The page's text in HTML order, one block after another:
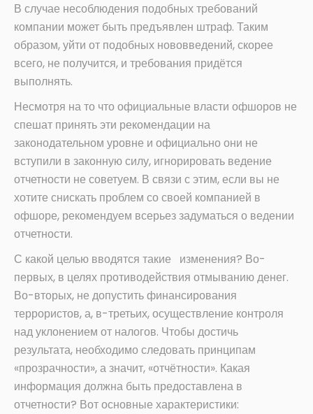
В случае несоблюдения подобных требований
компании может быть предъявлен штраф. Таким
образом, уйти от подобных нововведений, скорее
всего, не получится, и требования придётся
выполнять.
Несмотря на то что официальные власти офшоров не
спешат принять эти рекомендации на
законодательном уровне и официально они не
вступили в законную силу, игнорировать ведение
отчетности не советуем. В связи с этим, если вы не
хотите снискать проблем со своей компанией в
офшоре, рекомендуем всерьез задуматься о ведении
отчетности.
С какой целью вводятся такие изменения? Во-
первых, в целях противодействия отмыванию денег.
Во-вторых, не допустить финансирования
террористов, а, в-третьих, осуществление контроля
над уклонением от налогов. Чтобы достичь
результата, необходимо следовать принципам
«прозрачности», а значит, «отчётности». Какая
информация должна быть предоставлена в
отчетности? Вот основные характеристики: